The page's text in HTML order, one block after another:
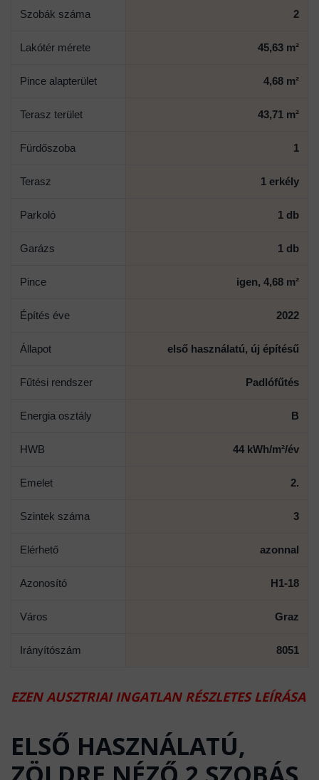
Szobák száma 2
Lakótér mérete 45,63 m²
Pince alapterület 4,68 m²
Terasz terület 43,71 m²
Fürdőszoba 1
Terasz 1 erkély
Parkoló 1 db
Garázs 1 db
Pince igen, 4,68 m²
Építés éve 2022
Állapot első használatú, új építésű
Fűtési rendszer Padlófűtés
Energia osztály B
HWB 44 kWh/m²/év
Emelet 2.
Szintek száma 3
Elérhető azonnal
Azonosító H1-18
Város Graz
Irányítószám 8051
EZEN AUSZTRIAI INGATLAN RÉSZLETES LEÍRÁSA
ELSŐ HASZNÁLATÚ,